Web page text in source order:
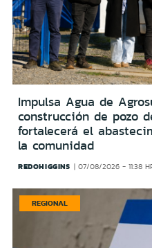
Impulsa Agua de
construcción de pozo
fortalecerá el
la comunidad
REDOHIGGINS 07/08/2026 - 11:38
REGIONAL